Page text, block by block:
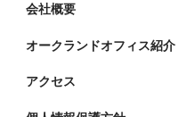
会社概要
オークランドオフィス紹介
アクセス